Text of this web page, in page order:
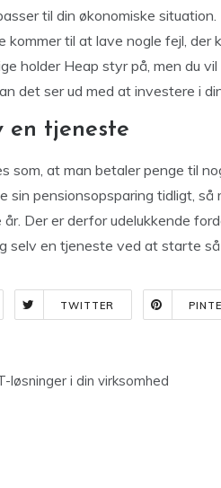
til din økonomiske
kommer til at lave nogle fejl,
holder Heap styr på, men du
det ser ud med at investere i
en tjeneste
som, at man betaler penge til
sin pensionsopsparing tidligt,
Der er derfor udelukkende
selv en tjeneste ved at starte
TWITTER
løsninger i din virksomhed